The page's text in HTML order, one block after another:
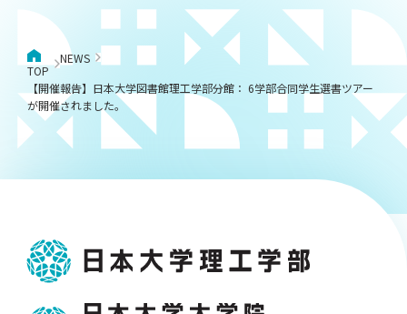
TOP
NEWS
【開催報告】日本大学図書館理工学部分館： 6学部合同学生選書ツアー
が開催されました。